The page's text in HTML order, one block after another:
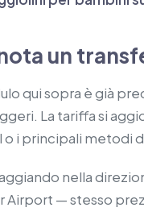
un
qui sopra è già
La tariffa si
o i principali metodi
nella
Airport — stesso